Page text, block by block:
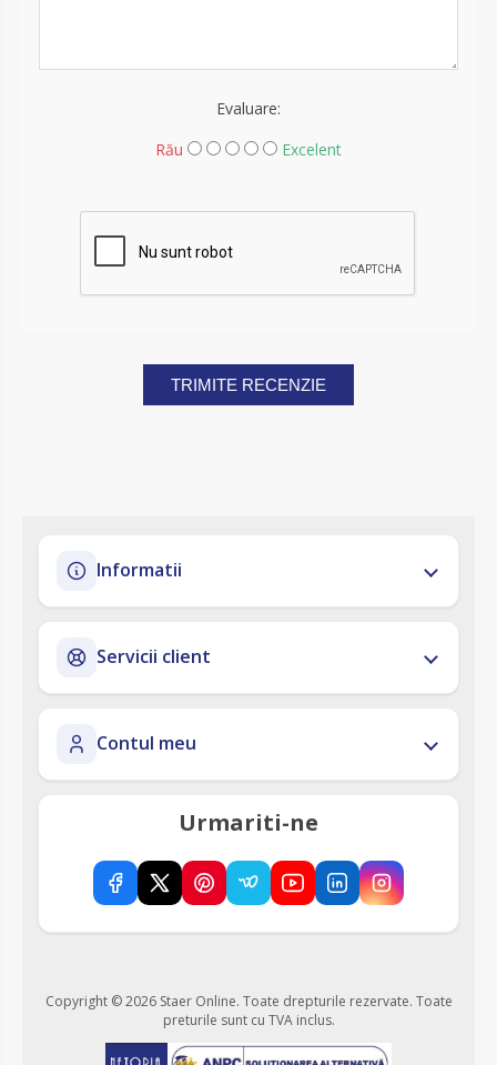
Evaluare:
Rău
Excelent
TRIMITE RECENZIE
Informatii
Servicii client
Contul meu
Urmariti-ne
Copyright © 2026 Staer Online. Toate drepturile rezervate. Toate
preturile sunt cu TVA inclus.